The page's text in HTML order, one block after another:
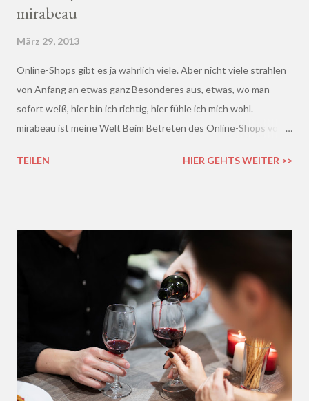
mirabeau
März 29, 2013
Online-Shops gibt es ja wahrlich viele. Aber nicht viele strahlen
von Anfang an etwas ganz Besonderes aus, etwas, wo man
sofort weiß, hier bin ich richtig, hier fühle ich mich wohl.
mirabeau ist meine Welt Beim Betreten des Online-Shops von
Harmonische - ich wusste sofort, hier fühle ich mich wohl :)
TEILEN HIER GEHTS WEITER >>